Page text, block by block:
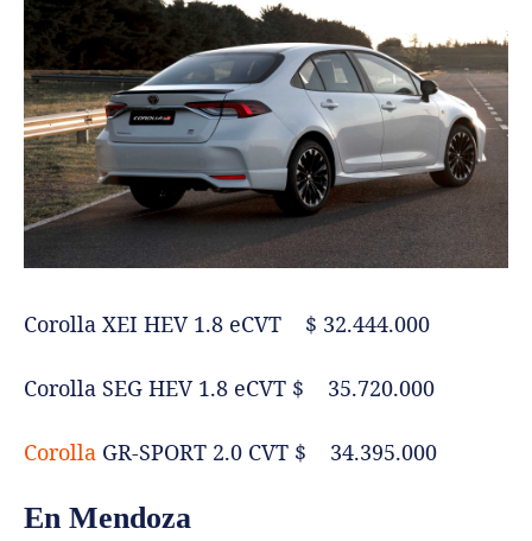
Corolla XEI HEV 1.8 eCVT $ 32.444.000
Corolla SEG HEV 1.8 eCVT $ 35.720.000
Corolla GR-SPORT 2.0 CVT $ 34.395.000
En Mendoza